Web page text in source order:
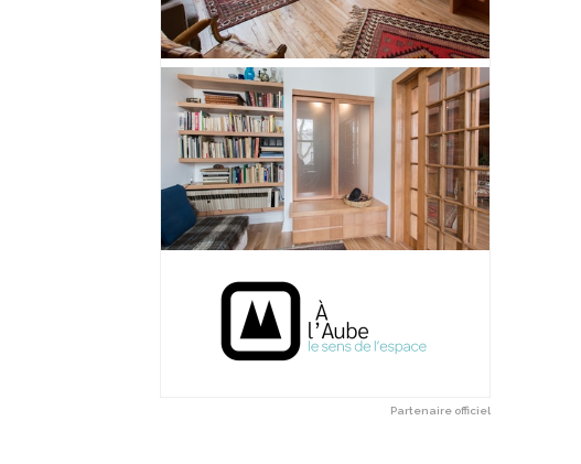
Partenaire officiel